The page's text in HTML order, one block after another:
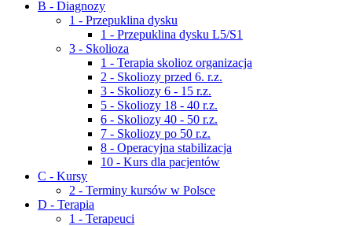
B - Diagnozy
1 - Przepuklina dysku
1 - Przepuklina dysku L5/S1
3 - Skolioza
1 - Terapia skolioz organizacja
2 - Skoliozy przed 6. r.z.
3 - Skoliozy 6 - 15 r.z.
5 - Skoliozy 18 - 40 r.z.
6 - Skoliozy 40 - 50 r.z.
7 - Skoliozy po 50 r.z.
8 - Operacyjna stabilizacja
10 - Kurs dla pacjentów
C - Kursy
2 - Terminy kursów w Polsce
D - Terapia
1 - Terapeuci